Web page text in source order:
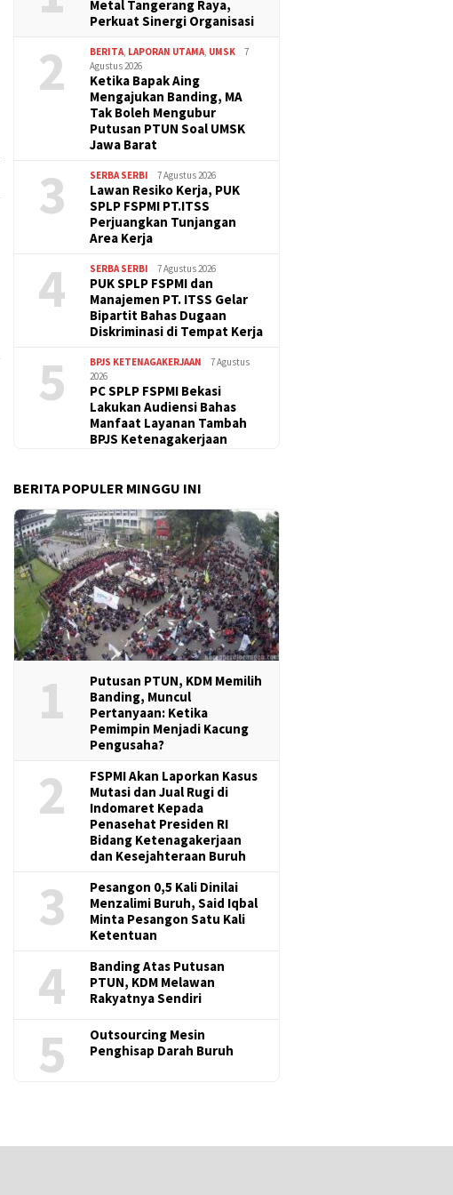
Metal Tangerang Raya,
Perkuat Sinergi Organisasi
2 BERITA LAPORAN UTAMA UMSK
7
Agustus 2026
Ketika Bapak Aing
Mengajukan Banding, MA
Tak Boleh Mengubur
Putusan PTUN Soal UMSK
Jawa Barat
3 SERBA SERBI 7 Agustus 2026
Lawan Resiko Kerja, PUK
SPLP FSPMI PT.ITSS
Perjuangkan Tunjangan
Area Kerja
4 SERBA SERBI 7 Agustus 2026
PUK SPLP FSPMI dan
Manajemen PT. ITSS Gelar
Bipartit Bahas Dugaan
Diskriminasi di Tempat Kerja
5 BPJS KETENAGAKERJAAN
7 Agustus
2026
PC SPLP FSPMI Bekasi
Lakukan Audiensi Bahas
Manfaat Layanan Tambah
BPJS Ketenagakerjaan
BERITA POPULER MINGGU INI
1
Putusan PTUN, KDM Memilih
Banding, Muncul
Pertanyaan: Ketika
Pemimpin Menjadi Kacung
Pengusaha?
2
FSPMI Akan Laporkan Kasus
Mutasi dan Jual Rugi di
Indomaret Kepada
Penasehat Presiden RI
Bidang Ketenagakerjaan
dan Kesejahteraan Buruh
3
Pesangon 0,5 Kali Dinilai
Menzalimi Buruh, Said Iqbal
Minta Pesangon Satu Kali
Ketentuan
4
Banding Atas Putusan
PTUN, KDM Melawan
Rakyatnya Sendiri
5
Outsourcing Mesin
Penghisap Darah Buruh